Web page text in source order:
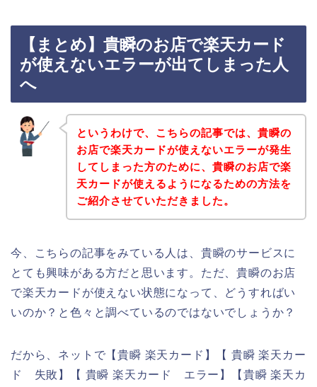
【まとめ】貴瞬のお店で楽天カード
が使えないエラーが出てしまった人
へ
というわけで、こちらの記事では、貴瞬の
お店で楽天カードが使えないエラーが発生
してしまった方のために、貴瞬のお店で楽
天カードが使えるようになるための方法を
ご紹介させていただきました。
今、こちらの記事をみている人は、貴瞬のサービスに
とても興味がある方だと思います。ただ、貴瞬のお店
で楽天カードが使えない状態になって、どうすればい
いのか？と色々と調べているのではないでしょうか？
だから、ネットで【貴瞬 楽天カード】【 貴瞬 楽天カー
ド 失敗】【 貴瞬 楽天カード エラー】【貴瞬 楽天カ